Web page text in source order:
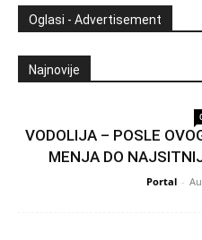
Oglasi - Advertisement
Najnovije
VODOLIJA – POSLE
MENJA DO
Portal -